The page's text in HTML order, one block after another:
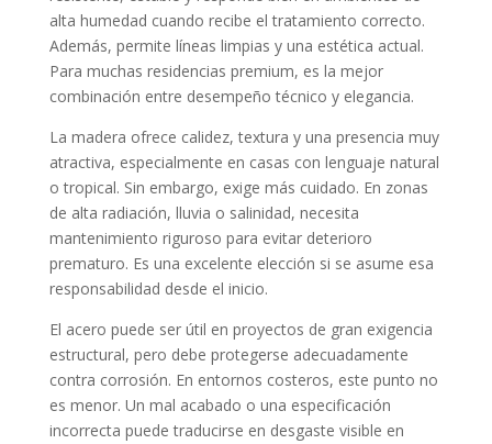
alta humedad cuando recibe el tratamiento correcto.
Además, permite líneas limpias y una estética actual.
Para muchas residencias premium, es la mejor
combinación entre desempeño técnico y elegancia.
La madera ofrece calidez, textura y una presencia muy
atractiva, especialmente en casas con lenguaje natural
o tropical. Sin embargo, exige más cuidado. En zonas
de alta radiación, lluvia o salinidad, necesita
mantenimiento riguroso para evitar deterioro
prematuro. Es una excelente elección si se asume esa
responsabilidad desde el inicio.
El acero puede ser útil en proyectos de gran exigencia
estructural, pero debe protegerse adecuadamente
contra corrosión. En entornos costeros, este punto no
es menor. Un mal acabado o una especificación
incorrecta puede traducirse en desgaste visible en